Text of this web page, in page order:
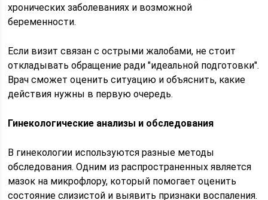
хронических заболеваниях и возможной
беременности.
Если визит связан с острыми жалобами, не стоит
откладывать обращение ради "идеальной подготовки".
Врач сможет оценить ситуацию и объяснить, какие
действия нужны в первую очередь.
Гинекологические анализы и обследования
В гинекологии используются разные методы
обследования. Одним из распространенных является
мазок на микрофлору, который помогает оценить
состояние слизистой и выявить признаки воспаления.